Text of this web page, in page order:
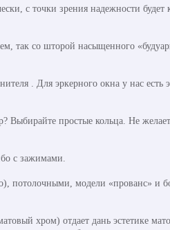
с точки зрения надежности будет
так со шторой насыщенного
. Для эркерного окна у нас есть
Выбирайте простые кольца. Не
с зажимами.
потолочными, модели «прованс» и
хром) отдает дань эстетике